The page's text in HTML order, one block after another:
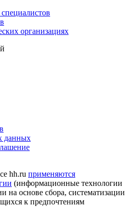
организациях
данных
hh.ru применяются
(информационные технологии
на основе сбора, систематизации
к предпочтениям